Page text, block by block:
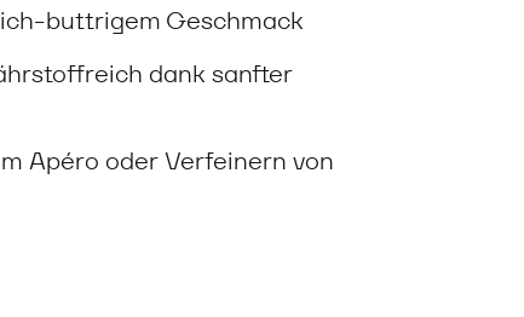
buttrigem Geschmack
dank sanfter
Apéro oder Verfeinern von